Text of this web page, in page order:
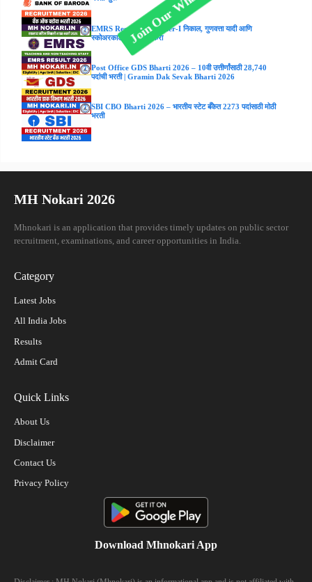
EMRS Result 2026 : Tier-I निकाल, गुणवत्ता यादी आणि
स्कोअरकार्ड डाउनलोड करा
Post Office GDS Bharti 2026 – 10वी उत्तीर्णांसाठी 28,740
पदांची भरती | Gramin Dak Sevak Bharti 2026
SBI CBO Bharti 2026 – भारतीय स्टेट बँकेत 2273 पदांसाठी मोठी
भरती
MH Nokari 2026
Mhnokari is an application that provides timely updates on public sector
recruitment, examinations, and career opportunities in India.
Category
Latest Jobs
All India Jobs
Results
Admit Card
Quick Links
About Us
Disclaimer
Contact Us
Privacy Policy
Download Mhnokari App